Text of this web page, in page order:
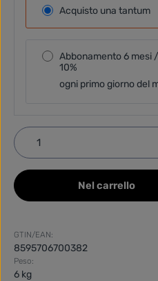
Acquisto una tantum
Abbonamento 6 mesi /
10%
ogni primo giorno del
Quantità del prodotto:
Nel carrello
GTIN/EAN:
8595706700382
Peso:
6 kg